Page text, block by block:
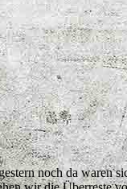
noch da waren